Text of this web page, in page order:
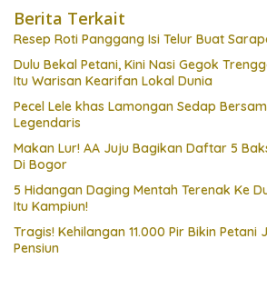
Berita Terkait
Resep Roti Panggang Isi Telur Buat
Dulu Bekal Petani, Kini Nasi Gegok
Itu Warisan Kearifan Lokal Dunia
Pecel Lele khas Lamongan Sedap
Legendaris
Makan Lur! AA Juju Bagikan Daftar 5
Di Bogor
5 Hidangan Daging Mentah Terenak Ke
Itu Kampiun!
Tragis! Kehilangan 11.000 Pir Bikin Petani
Pensiun